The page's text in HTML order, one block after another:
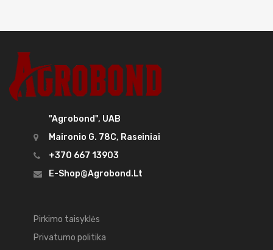
"Agrobond", UAB
Maironio G. 78C, Raseiniai
+370 667 13903
E-Shop@agrobond.lt
Pirkimo taisyklės
Privatumo politika